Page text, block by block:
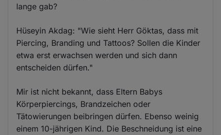
lange gab?
Hüseyin Akdag: "Wie sieht Herr Göktas, dass mit
Piercing, Branding und Tattoos? Sollen die Kinder
etwa erst erwachsen werden und sich dann
entscheiden dürfen."
Mir ist nicht bekannt, dass Eltern Babys
Körperpiercings, Brandzeichen oder
Tätowierungen beibringen dürfen. Ebenso weinig
einem 10-jährigen Kind. Die Beschneidung ist eine